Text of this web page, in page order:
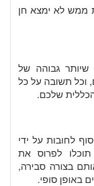
ממש לא ימצא חן
שיותר גבוהה של
וכל תשובה על כל
שלכם.
לחובות על ידי
לפרוס את
בצורה סבירה,
באופן סופי.